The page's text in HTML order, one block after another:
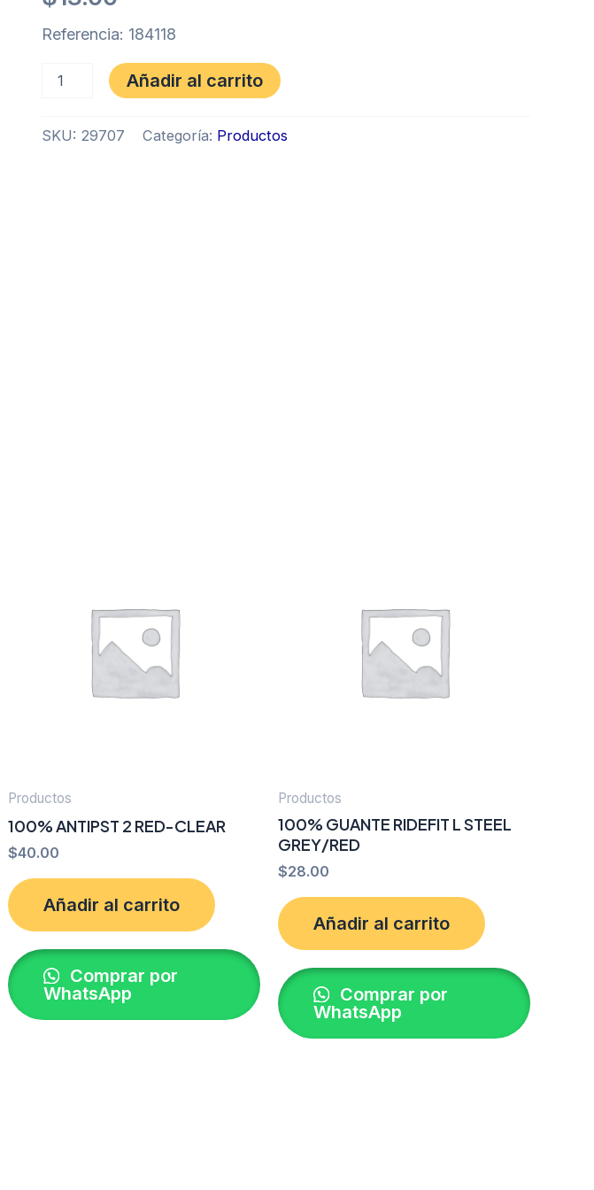
Referencia: 184118
Añadir al carrito
SKU: 29707 Categoría: Productos
Productos
100% ANTIPST 2 RED-CLEAR
$40.00
Añadir al carrito
Comprar por
WhatsApp
Productos
100% GUANTE RIDEFIT L STEEL
GREY/RED
$28.00
Añadir al carrito
Comprar por
WhatsApp